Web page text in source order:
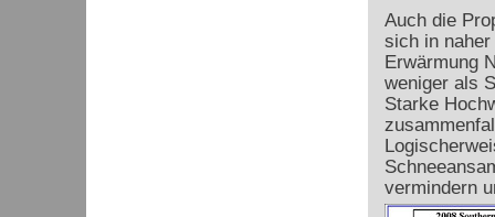
Auch die
sich in
Erwärmung
weniger als
Starke
vermindern